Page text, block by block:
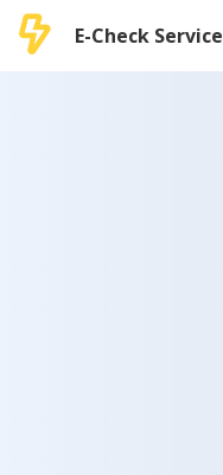
E-Check Service